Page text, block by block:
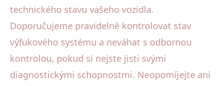
technického stavu vašeho vozidla.
Doporučujeme pravidelně kontrolovat stav
výfukového systému a neváhat s odbornou
kontrolou, pokud si nejste jisti svými
diagnostickými schopnostmi. Neopomíjejte ani